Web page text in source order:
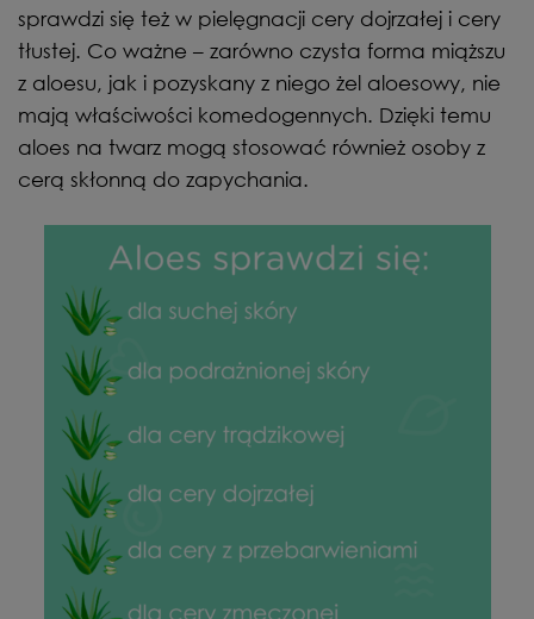
sprawdzi się też w pielęgnacji cery dojrzałej i cery
tłustej. Co ważne – zarówno czysta forma miąższu
z aloesu, jak i pozyskany z niego żel aloesowy, nie
mają właściwości komedogennych. Dzięki temu
aloes na twarz mogą stosować również osoby z
cerą skłonną do zapychania.